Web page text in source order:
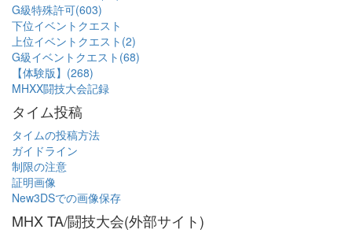
G級特殊許可(603)
下位イベントクエスト
上位イベントクエスト(2)
G級イベントクエスト(68)
【体験版】(268)
MHXX闘技大会記録
タイム投稿
タイムの投稿方法
ガイドライン
制限の注意
証明画像
New3DSでの画像保存
MHX TA/闘技大会(外部サイト)